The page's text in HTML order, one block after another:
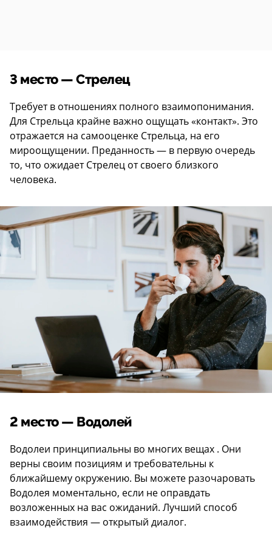
3 место — Стрелец
Требует в отношениях полного взаимопонимания.
Для Стрельца крайне важно ощущать «контакт». Это
отражается на самооценке Стрельца, на его
мироощущении. Преданность — в первую очередь
то, что ожидает Стрелец от своего близкого
человека.
2 место — Водолей
Водолеи принципиальны во многих вещах . Они
верны своим позициям и требовательны к
ближайшему окружению. Вы можете разочаровать
Водолея моментально, если не оправдать
возложенных на вас ожиданий. Лучший способ
взаимодействия — открытый диалог.